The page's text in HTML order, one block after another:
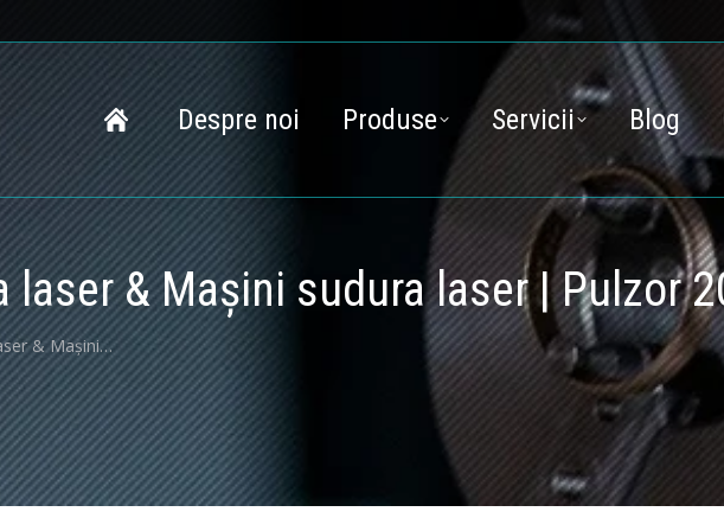
Despre noi Produse Servicii Blog
laser & Mașini sudura laser | Pulzor
& Mașini…